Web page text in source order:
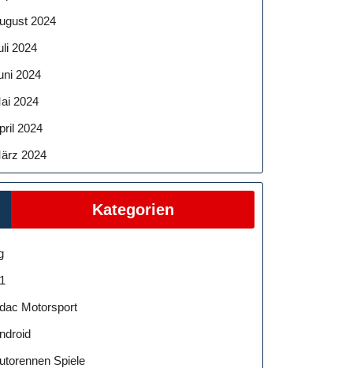
2024
2024
2024
2024
2024
2024
Kategorien
Motorsport
Spiele